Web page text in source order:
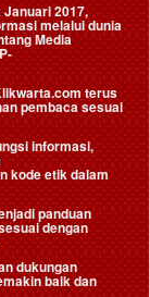
2017,
melalui dunia
Media
terus
pembaca sesuai
informasi,
kode etik dalam
panduan
dengan
dukungan
baik dan